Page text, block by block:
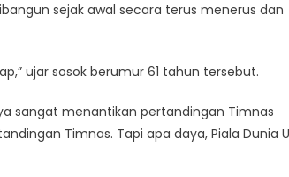
sejak awal secara terus menerus dan
ujar sosok berumur 61 tahun tersebut.
sangat menantikan pertandingan Timnas
Timnas. Tapi apa daya, Piala Dunia